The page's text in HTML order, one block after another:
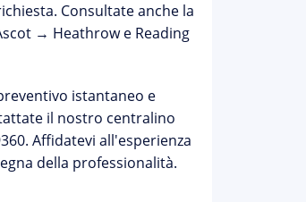
Consultate anche la
→ Heathrowe Reading
istantaneo e
il nostro centralino
Affidatevi all'esperienza
della professionalità.